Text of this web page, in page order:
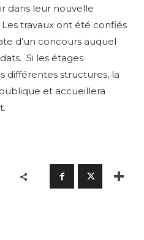
dans leur nouvelle
Les travaux ont été confiés
d’un concours auquel
Si les étages
différentes structures, la
et accueillera